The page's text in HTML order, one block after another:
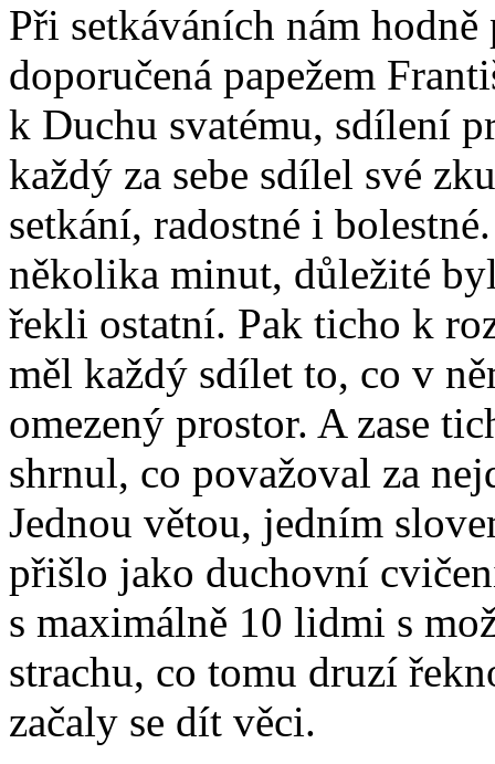
Při setkáváních nám
doporučená papežem
k Duchu svatému, sdílení
každý za sebe sdílel své
setkání, radostné i
několika minut, důležité
řekli ostatní. Pak ticho k
měl každý sdílet to, co v
omezený prostor. A zase
shrnul, co považoval za
Jednou větou, jedním
přišlo jako duchovní
s maximálně 10 lidmi s
strachu, co tomu druzí
začaly se dít věci.